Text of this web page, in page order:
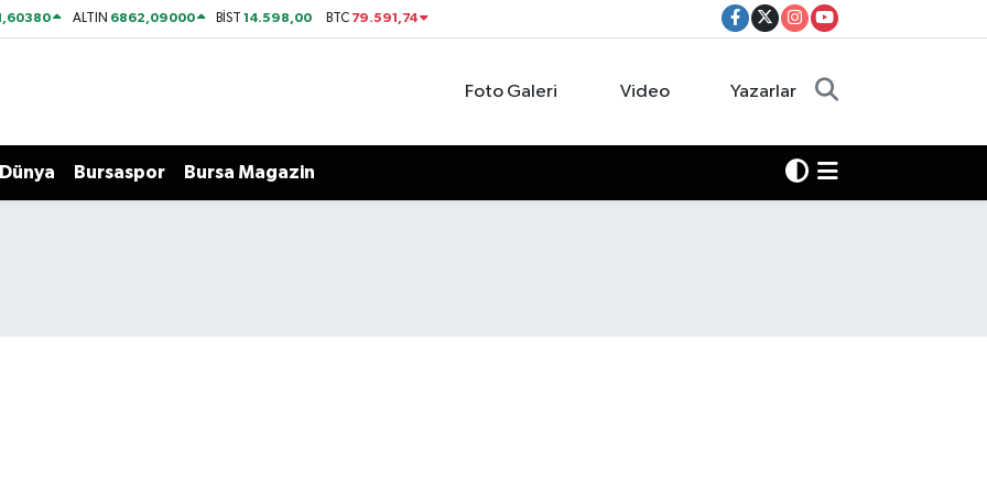
ALTIN 6862,09000 BİST14.598,00 BTC 79.591,74
Foto Galeri Video Yazarlar
Dünya Bursaspor Bursa Magazin